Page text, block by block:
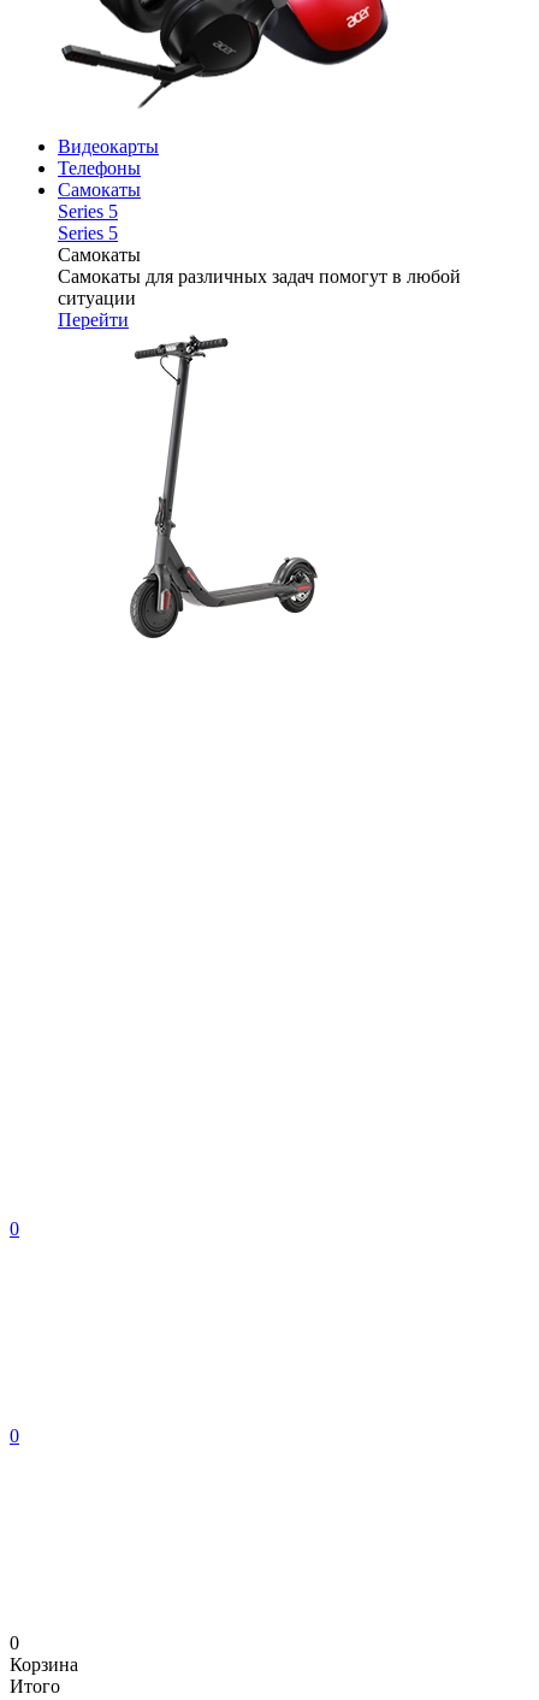
Видеокарты
Телефоны
Самокаты
Series 5
Series 5
Самокаты
Самокаты для различных задач помогут в любой
ситуации
Перейти
0
0
0
Корзина
Итого